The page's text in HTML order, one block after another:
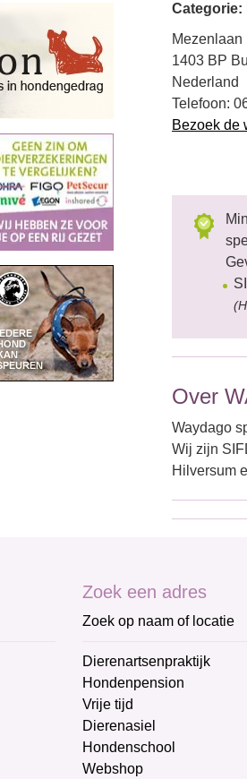
Categorie:
Mezenlaan
1403 BP
Nederland
Telefoon:
Bezoek de
Over
Waydago
Wij zijn
Hilversum
Zoek een adres
Zoek op naam of locatie
Dierenartsenpraktijk
Hondenpension
Vrije tijd
Dierenasiel
Hondenschool
Webshop